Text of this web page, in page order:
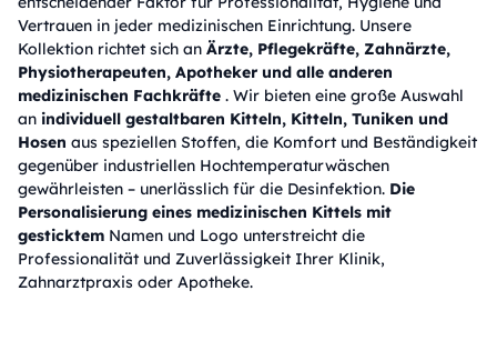
Vertrauen in jeder medizinischen Einrichtung. Unsere
Kollektion richtet sich an Ärzte, Pflegekräfte, Zahnärzte,
Physiotherapeuten, Apotheker und alle anderen
medizinischen Fachkräfte . Wir bieten eine große Auswahl
an individuell gestaltbaren Kitteln, Kitteln, Tuniken und
Hosen aus speziellen Stoffen, die Komfort und Beständigkeit
gegenüber industriellen Hochtemperaturwäschen
gewährleisten – unerlässlich für die Desinfektion. Die
Personalisierung eines medizinischen Kittels mit
gesticktem Namen und Logo unterstreicht die
Professionalität und Zuverlässigkeit Ihrer Klinik,
Zahnarztpraxis oder Apotheke.